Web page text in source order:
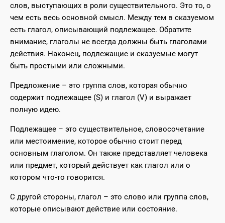
слов, выступающих в роли существительного. Это то, о
чем есть весь основной смысл. Между тем в сказуемом
есть глагол, описывающий подлежащее. Обратите
внимание, глаголы не всегда должны быть глаголами
действия. Наконец, подлежащие и сказуемые могут
быть простыми или сложными.
Предложение – это группа слов, которая обычно
содержит подлежащее (S) и глагол (V) и выражает
полную идею.
Подлежащее – это существительное, словосочетание
или местоимение, которое обычно стоит перед
основным глаголом. Он также представляет человека
или предмет, который действует как глагол или о
котором что-то говорится.
С другой стороны, глагол – это слово или группа слов,
которые описывают действие или состояние.